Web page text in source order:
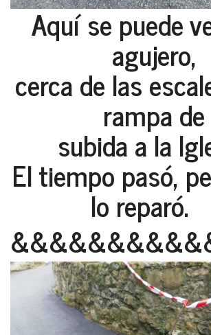
Aquí se puede
agujero,
cerca de las
rampa de
subida a la
El tiempo pasó,
lo reparó.